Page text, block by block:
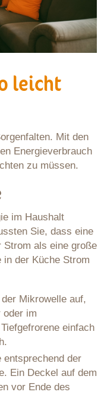
leicht
Mit den
Energieverbrauch
zu müssen.
im Haushalt
Sie, dass eine
Strom als eine große
in der Küche Strom
Mikrowelle auf,
oder im
einfach
entsprechend der
Ein Deckel auf dem
vor Ende des